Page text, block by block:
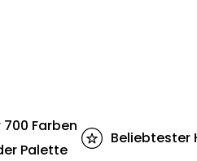
700 Farben
Palette
Beliebtester